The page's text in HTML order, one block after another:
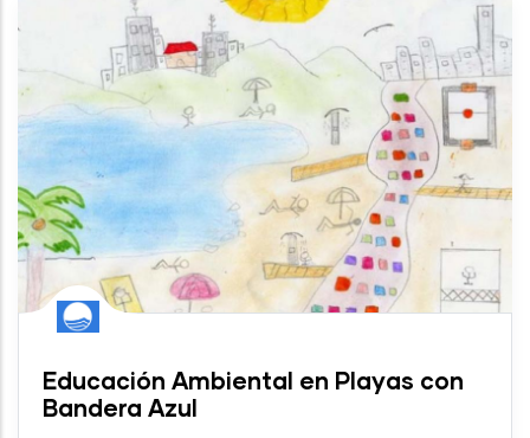
Educación Ambiental en Playas con
Bandera Azul